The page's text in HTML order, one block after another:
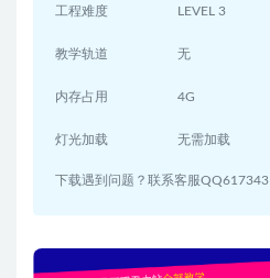
工程难度 LEVEL 3
教学轨道 无
内存占用 4G
灯光加载 无需加载
下载遇到问题？联系客服QQ617343